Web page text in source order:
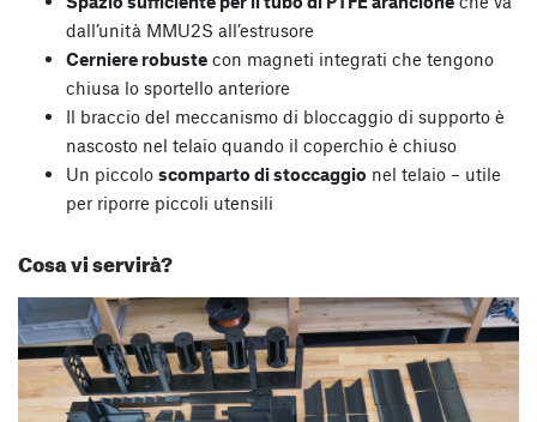
dall’unità MMU2S all’estrusore
Cerniere robuste con magneti integrati che tengono
chiusa lo sportello anteriore
Il braccio del meccanismo di bloccaggio di supporto è
nascosto nel telaio quando il coperchio è chiuso
Un piccolo scomparto di stoccaggio nel telaio – utile
per riporre piccoli utensili
Cosa vi servirà?